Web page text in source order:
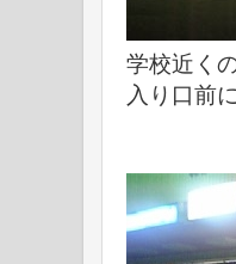
学校近く
入り口前